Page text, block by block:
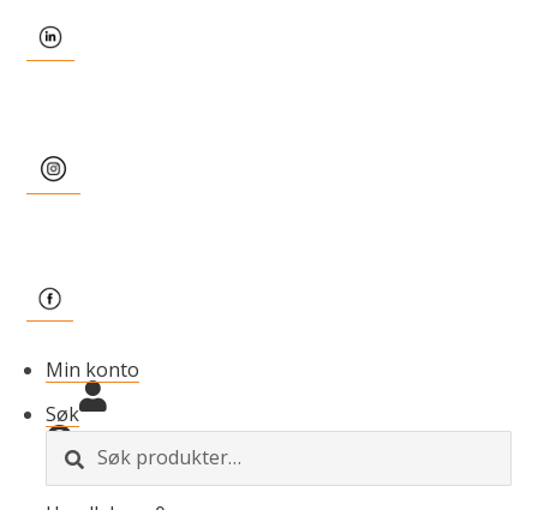
Min konto
Søk
k